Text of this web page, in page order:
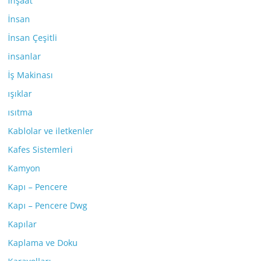
İnsan
İnsan Çeşitli
insanlar
İş Makinası
ışıklar
ısıtma
Kablolar ve iletkenler
Kafes Sistemleri
Kamyon
Kapı – Pencere
Kapı – Pencere Dwg
Kapılar
Kaplama ve Doku